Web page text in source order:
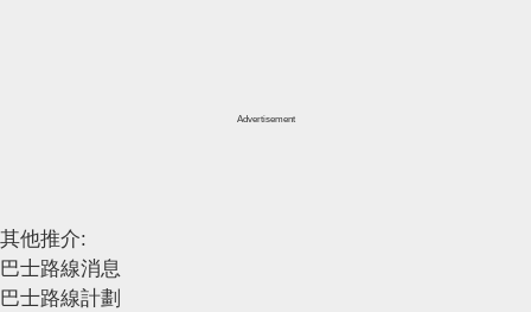
Advertisement
其他推介:
巴士路線消息
巴士路線計劃